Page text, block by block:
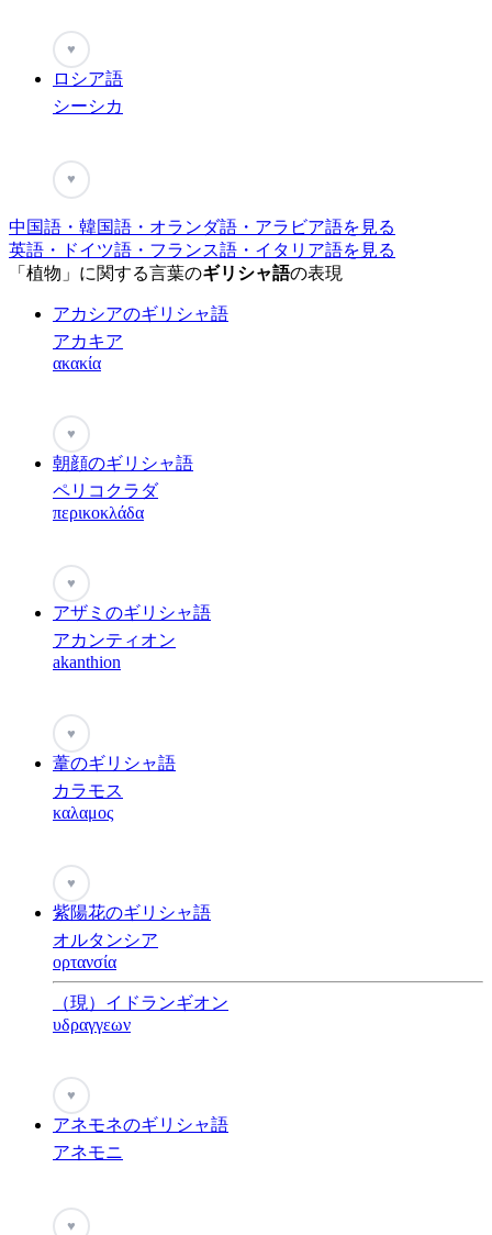
♥
ロシア語
シーシカ
♥
中国語・韓国語・オランダ語・アラビア語を見る
英語・ドイツ語・フランス語・イタリア語を見る
「植物」に関する言葉のギリシャ語の表現
アカシアのギリシャ語
アカキア
ακακία
♥
朝顔のギリシャ語
ペリコクラダ
περικοκλάδα
♥
アザミのギリシャ語
アカンティオン
akanthion
♥
葦のギリシャ語
カラモス
καλαμος
♥
紫陽花のギリシャ語
オルタンシア
ορτανσία
（現）イドランギオン
υδραγγεων
♥
アネモネのギリシャ語
アネモニ
♥